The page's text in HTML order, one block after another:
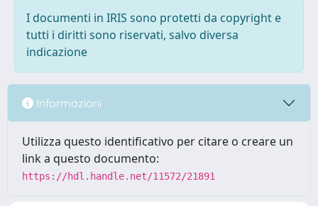
I documenti in IRIS sono protetti da copyright e
tutti i diritti sono riservati, salvo diversa
indicazione
Informazioni
Utilizza questo identificativo per citare o creare un
link a questo documento:
https://hdl.handle.net/11572/21891